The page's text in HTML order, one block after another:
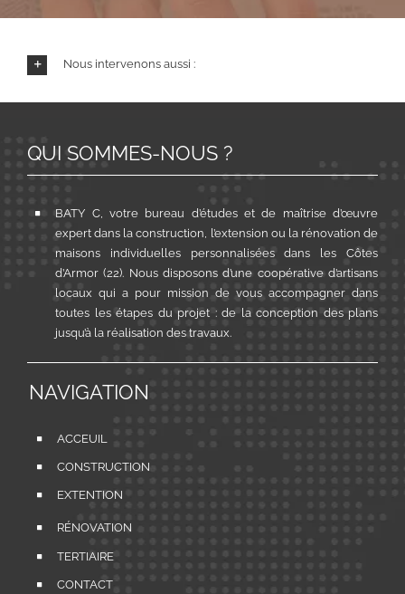
Nous intervenons aussi :
QUI SOMMES-NOUS ?
BATY C, votre bureau d’études et de maîtrise d’œuvre
expert dans la construction, l’extension ou la rénovation de
maisons individuelles personnalisées dans les Côtes
d’Armor (22). Nous disposons d’une coopérative d’artisans
locaux qui a pour mission de vous accompagner dans
toutes les étapes du projet : de la conception des plans
jusqu’à la réalisation des travaux.
NAVIGATION
ACCEUIL
CONSTRUCTION
EXTENTION
RÉNOVATION
TERTIAIRE
CONTACT